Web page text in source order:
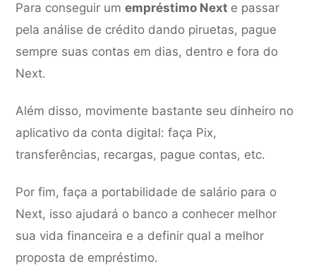
Para conseguir umempréstimo Next e passar
pela análise de crédito dando piruetas, pague
sempre suas contas em dias, dentro e fora do
Next.
Além disso, movimente bastante seu dinheiro no
aplicativo da conta digital: faça Pix,
transferências, recargas, pague contas, etc.
Por fim, faça a portabilidade de salário para o
Next, isso ajudará o banco a conhecer melhor
sua vida financeira e a definir qual a melhor
proposta de empréstimo.